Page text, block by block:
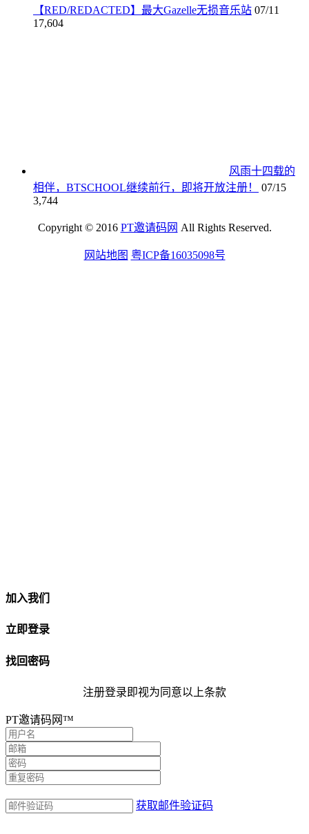
【RED/REDACTED】最大Gazelle无损音乐站 07/11
17,604
风雨十四载的
相伴，BTSCHOOL继续前行，即将开放注册！
07/15
3,744
Copyright © 2016 PT邀请码网 All Rights Reserved.
网站地图 粤ICP备16035098号
加入我们
立即登录
找回密码
注册登录即视为同意以上条款
PT邀请码网™
获取邮件验证码